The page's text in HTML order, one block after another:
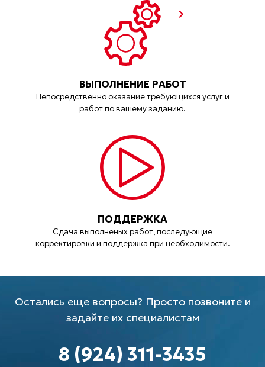
ВЫПОЛНЕНИЕ РАБОТ
Непосредственно оказание требующихся услуг и
работ по вашему заданию.
ПОДДЕРЖКА
Сдача выполненых работ, последующие
корректировки и поддержка при необходимости.
Остались еще вопросы? Просто позвоните и
задайте их специалистам
8 (924) 311-3435